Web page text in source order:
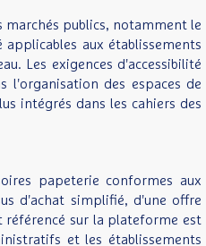
marchés publics, notamment le
aux établissements
Les exigences d'accessibilité
l'organisation des espaces de
intégrés dans les cahiers des
papeterie conformes aux
d'achat simplifié, d'une offre
référencé sur la plateforme est
et les établissements